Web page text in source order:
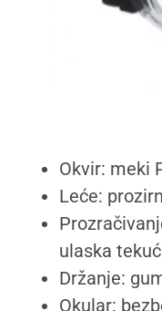
Okvir: meki
Leće:
ulaska
Držanje:
Okular: